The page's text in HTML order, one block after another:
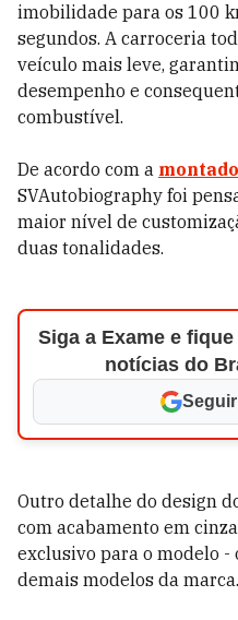
imobilidade para os 100
segundos. A carroceria
veículo mais leve,
desempenho e
combustível.
De acordo com a
SVAutobiography foi
maior nível de
duas tonalidades.
Siga a Exame e
notícias do
Outro detalhe do design
com acabamento em
exclusivo para o modelo -
demais modelos da marca.